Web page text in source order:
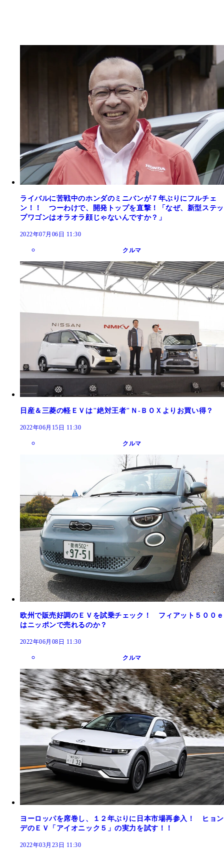
ライバルに苦戦中のホンダのミニバンが７年ぶりにフルチェ
ン！！ つーわけで、開発トップを直撃！「なぜ、新型ステッ
プワゴンはオラオラ顔じゃないんですか？」
2022年07月06日 11:30
クルマ
日産＆三菱の軽ＥＶは"絶対王者"Ｎ‐ＢＯＸよりお買い得？
2022年06月15日 11:30
クルマ
欧州で販売好調のＥＶを試乗チェック！ フィアット５００ｅ
はニッポンで売れるのか？
2022年06月08日 11:30
クルマ
ヨーロッパを席巻し、１２年ぶりに日本市場再参入！ ヒョン
デのＥＶ「アイオニック５」の実力を試す！！
2022年03月23日 11:30